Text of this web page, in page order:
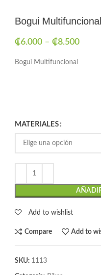
Bogui
₡6.000 – ₡8.500
Bogui Multifuncional
MATERIALES
Add to wishlist
Compare Add to
SKU: 1113